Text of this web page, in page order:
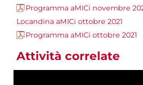
Programma aMICi novembre
Locandina aMICi ottobre 2021
Programma aMICi ottobre 2021
Attività correlate